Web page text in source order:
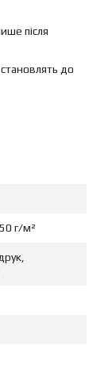
після
до
г/м²